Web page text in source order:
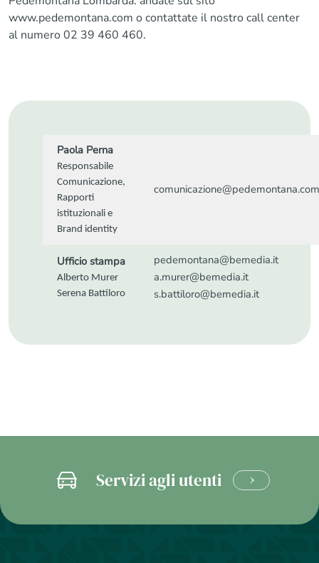
www.pedemontana.com o contattate il nostro call center
al numero 02 39 460 460.
Paola Perna
Responsabile
Comunicazione,
Rapporti
istituzionali e
Brand identity
comunicazione@pedemontana.com
Ufficio stampa
Alberto Murer
Serena Battiloro
pedemontana@bemedia.it
a.murer@bemedia.it
s.battiloro@bemedia.it
Servizi agli utenti
CLICCA
SCOPRI